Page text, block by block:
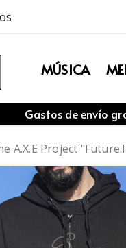
MÚSICA
Gastos de envío
A.X.E Project